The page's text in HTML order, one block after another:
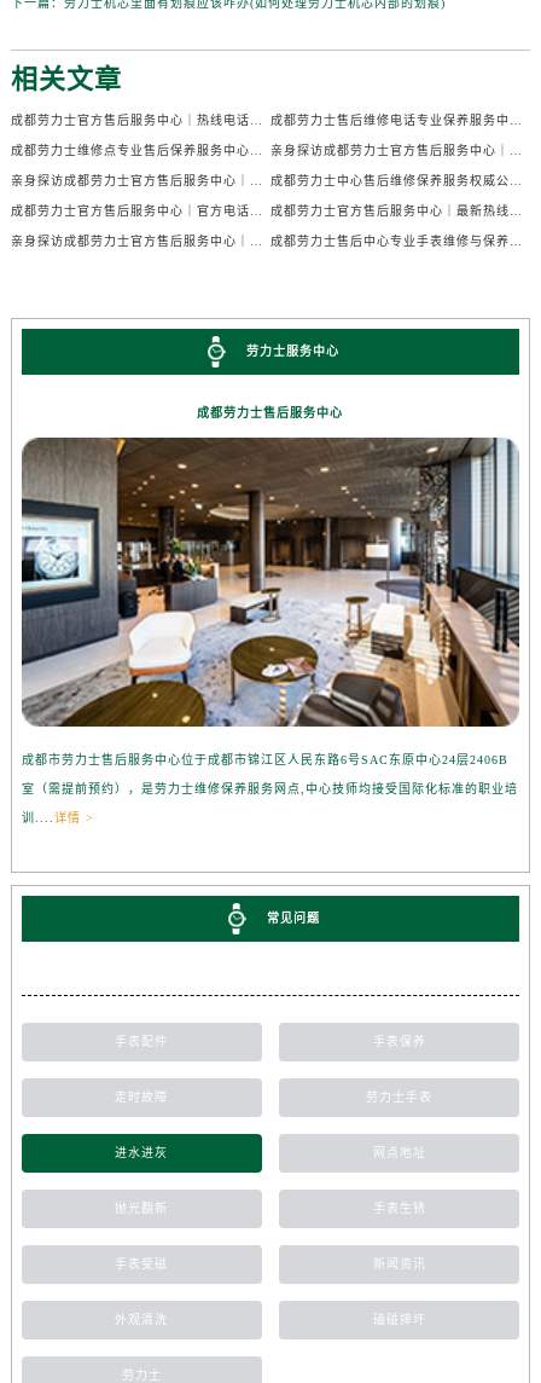
下一篇： 劳力士机芯里面有划痕应该咋办(如何处理劳力士机芯内部的划痕)
相关文章
劳力士服务中心
成都劳力士售后服务中心
成都市劳力士售后服务中心位于成都市锦江区人民东路6号SAC东原中心24层2406B
室（需提前预约），是劳力士维修保养服务网点,中心技师均接受国际化标准的职业培
训.... 详情 >
常见问题
手表配件 手表保养
走时故障 劳力士手表
进水进灰 网点地址
抛光翻新 手表生锈
手表受磁 新闻资讯
外观清洗 磕碰摔坏
劳力士